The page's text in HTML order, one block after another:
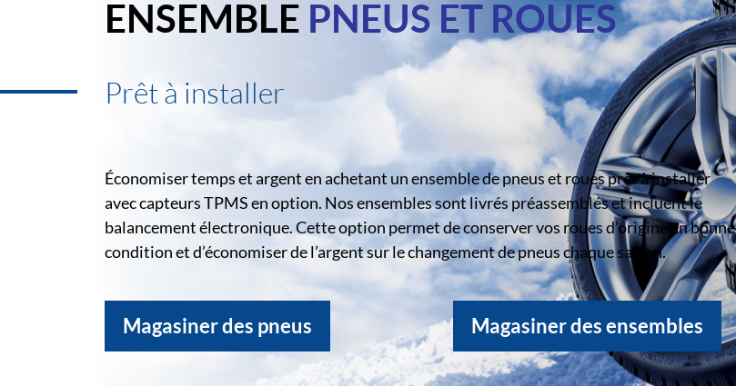
ENSEMBLE PNEUS ET ROUES
Prêt à installer
Économiser temps et argent en achetant un ensemble de pneus et roues prêt à installer
avec capteurs TPMS en option. Nos ensembles sont livrés préassemblés et incluent le
balancement électronique. Cette option permet de conserver vos roues d’origine en bonne
condition et d’économiser de l’argent sur le changement de pneus chaque saison.
Magasiner des pneus Magasiner des ensembles